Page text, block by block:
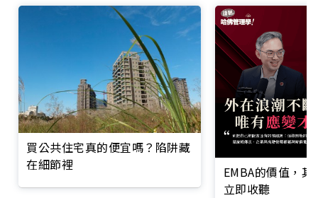
買公共住宅真的便宜嗎？陷阱藏
在細節裡
EMBA的價值，
立即收聽